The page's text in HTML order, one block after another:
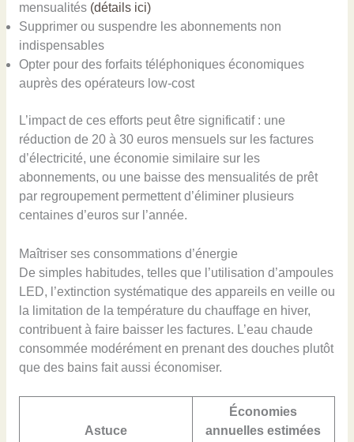
mensualités (détails ici)
Supprimer ou suspendre les abonnements non
indispensables
Opter pour des forfaits téléphoniques économiques
auprès des opérateurs low-cost
L’impact de ces efforts peut être significatif : une
réduction de 20 à 30 euros mensuels sur les factures
d’électricité, une économie similaire sur les
abonnements, ou une baisse des mensualités de prêt
par regroupement permettent d’éliminer plusieurs
centaines d’euros sur l’année.
Maîtriser ses consommations d’énergie
De simples habitudes, telles que l’utilisation d’ampoules
LED, l’extinction systématique des appareils en veille ou
la limitation de la température du chauffage en hiver,
contribuent à faire baisser les factures. L’eau chaude
consommée modérément en prenant des douches plutôt
que des bains fait aussi économiser.
Astuce
Économies
annuelles estimées